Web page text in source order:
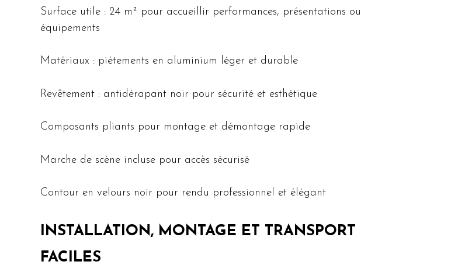
Surface utile : 24 m² pour accueillir performances, présentations ou
équipements
Matériaux : piétements en aluminium léger et durable
Revêtement : antidérapant noir pour sécurité et esthétique
Composants pliants pour montage et démontage rapide
Marche de scène incluse pour accès sécurisé
Contour en velours noir pour rendu professionnel et élégant
INSTALLATION, MONTAGE ET TRANSPORT
FACILES